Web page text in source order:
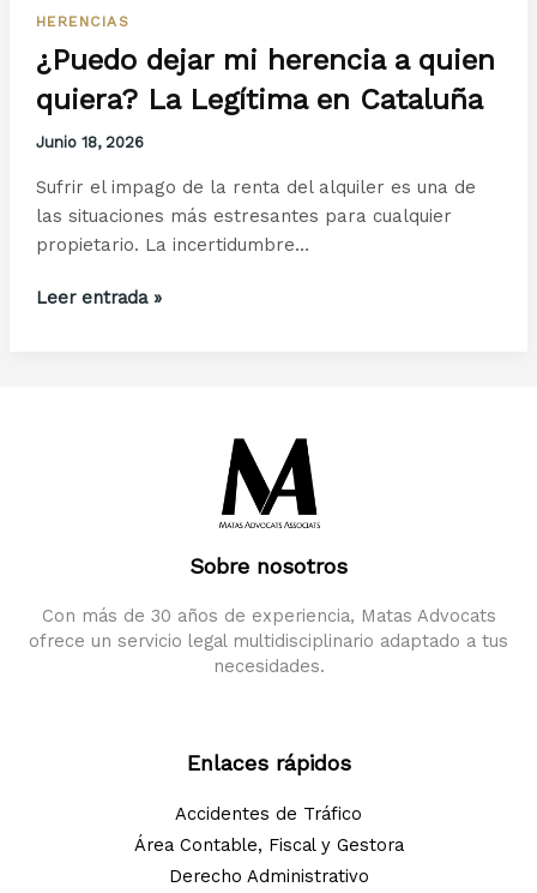
HERENCIAS
¿Puedo dejar mi herencia a quien
quiera? La Legítima en Cataluña
Junio 18, 2026
Sufrir el impago de la renta del alquiler es una de
las situaciones más estresantes para cualquier
propietario. La incertidumbre…
¿Puedo
Leer entrada »
Sobre nosotros
Con más de 30 años de experiencia, Matas Advocats
ofrece un servicio legal multidisciplinario adaptado a tus
necesidades.
Enlaces rápidos
Accidentes de Tráfico
Área Contable, Fiscal y Gestora
Derecho Administrativo